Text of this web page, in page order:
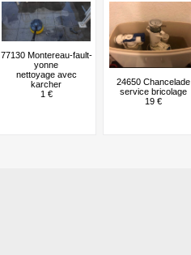
77130 Montereau-fault-
yonne
nettoyage avec
karcher
1 €
24650 Chancelade
service bricolage
19 €